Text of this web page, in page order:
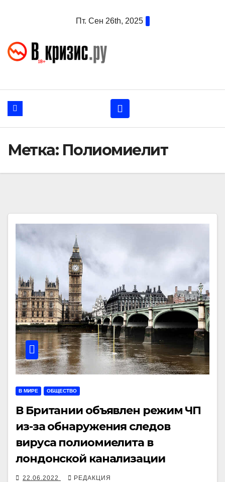
Пт. Сен 26th, 2025
Метка: Полиомиелит
В МИРЕ ОБЩЕСТВО
В Британии объявлен режим ЧП
из-за обнаружения следов
вируса полиомиелита в
лондонской канализации
22.06.2022 РЕДАКЦИЯ